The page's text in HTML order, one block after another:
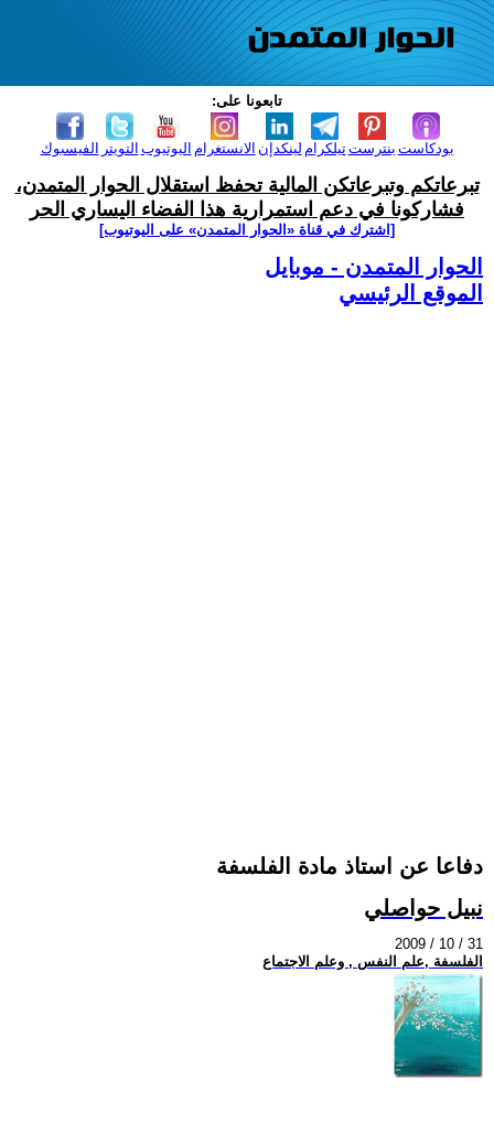
تابعونا على:
الفيسبوك التويتر اليوتيوب الانستغرام لينكدإن تيلكرامبنترست بودكاست
تبرعاتكم وتبرعاتكن المالية تحفظ استقلال الحوار المتمدن،
فشاركونا في دعم استمرارية هذا الفضاء اليساري الحر
[اشترك في قناة ‫«الحوار المتمدن» على اليوتيوب]
الحوار المتمدن - موبايل
الموقع الرئيسي
دفاعا عن استاذ مادة الفلسفة
نبيل حواصلي
2009 / 10 / 31
الفلسفة ,علم النفس , وعلم الاجتماع